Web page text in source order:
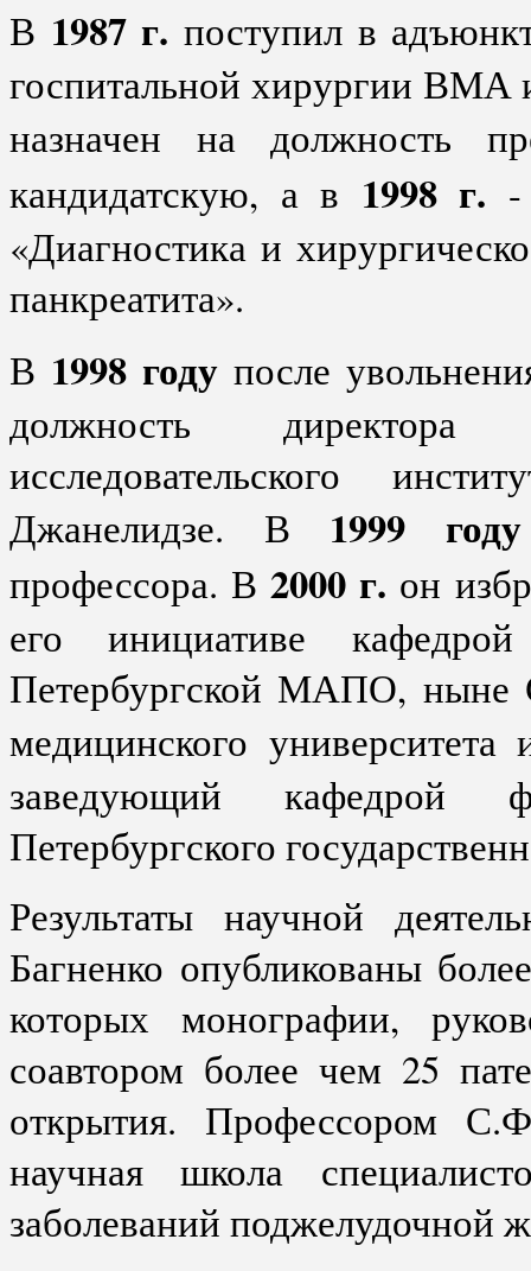
В 1987 г. поступил в
госпитальной хирургии ВМА
назначен на должность
кандидатскую, а в 1998 г.
«Диагностика и
панкреатита».
В 1998 годупосле
должность директора
исследовательского
Джанелидзе. В 1999 году
профессора. В2000 г. он
его инициативе
Петербургской МАПО, ныне
медицинского
заведующий кафедрой
Петербургского
Результаты научной
Багненко опубликованы
которых монографии,
соавтором более чем 25
открытия. Профессором
научная школа
заболеваний поджелудочной